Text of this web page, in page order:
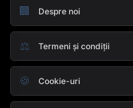
🏢 Despre noi
⚖️ Termeni și condiții
🍪 Cookie-uri